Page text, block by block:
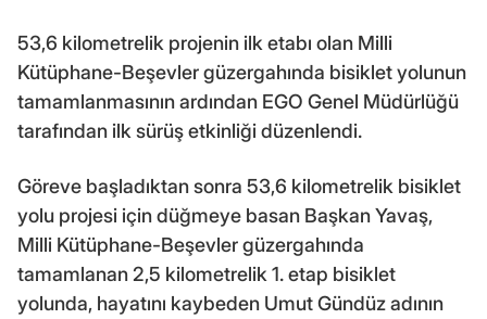
53,6 kilometrelik projenin ilk etabı olan Milli
Kütüphane-Beşevler güzergahında bisiklet yolunun
tamamlanmasının ardından EGO Genel Müdürlüğü
tarafından ilk sürüş etkinliği düzenlendi.
Göreve başladıktan sonra 53,6 kilometrelik bisiklet
yolu projesi için düğmeye basan Başkan Yavaş,
Milli Kütüphane-Beşevler güzergahında
tamamlanan 2,5 kilometrelik 1. etap bisiklet
yolunda, hayatını kaybeden Umut Gündüz adının